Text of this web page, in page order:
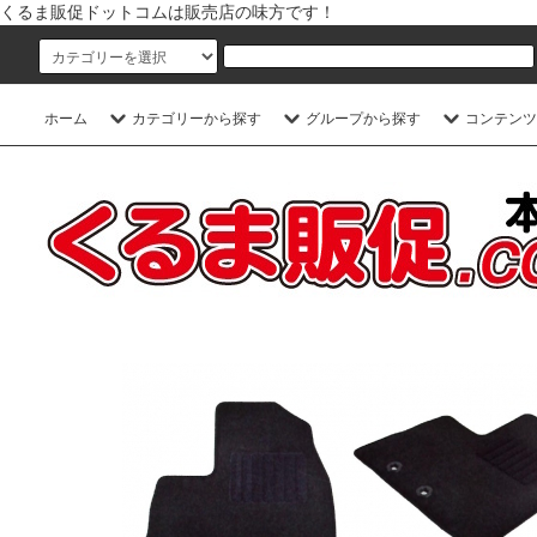
くるま販促ドットコムは販売店の味方です！
ホーム カテゴリーから探す グループから探す コンテン